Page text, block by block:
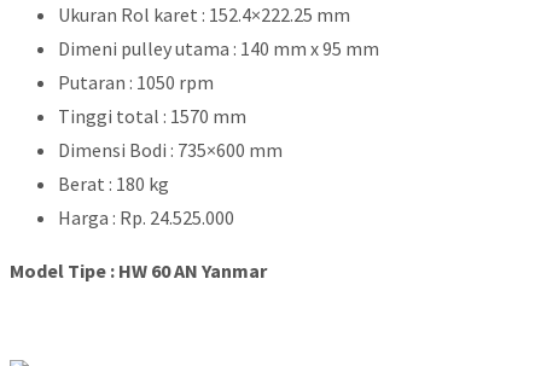
Ukuran Rol karet : 152.4×222.25 mm
Dimeni pulley utama : 140 mm x 95 mm
Putaran : 1050 rpm
Tinggi total : 1570 mm
Dimensi Bodi : 735×600 mm
Berat : 180 kg
Harga : Rp. 24.525.000
Model Tipe : HW 60 AN Yanmar